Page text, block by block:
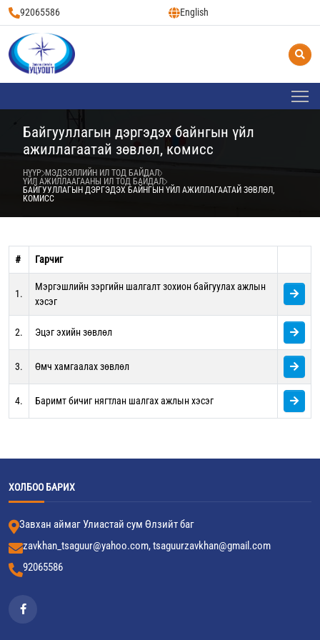
92065586 English
Байгууллагын дэргэдэх байнгын үйл
ажиллагаатай зөвлөл, комисс
НҮҮР МЭДЭЭЛЛИЙН ИЛ ТОД БАЙДАЛ
ҮЙЛ АЖИЛЛААГААНЫ ИЛ ТОД БАЙДАЛ
БАЙГУУЛЛАГЫН ДЭРГЭДЭХ БАЙНГЫН ҮЙЛ АЖИЛЛАГААТАЙ ЗӨВЛӨЛ,
КОМИСС
# Гарчиг
1.
Мэргэшлийн зэргийн шалгалт зохион байгуулах ажлын
хэсэг
2. Эцэг эхийн зөвлөл
3. Өмч хамгаалах зөвлөл
4. Баримт бичиг нягтлан шалгах ажлын хэсэг
ХОЛБОО БАРИХ
Завхан аймаг Улиастай сум Өлзийт баг
zavkhan_tsaguur@yahoo.com, tsaguurzavkhan@gmail.com
92065586